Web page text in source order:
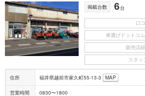
掲載台数 6台
口
車選びドットコ
販売店
スタッ
住所 福井県越前市家久町55-13-3 MAP
営業時間 0830〜1800